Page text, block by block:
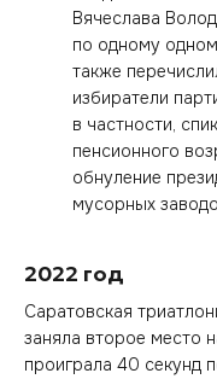
Вячеслава
по одному
также
избиратели
в частности,
пенсионного
обнуление
мусорных
2022 год
Саратовская
заняла второе место
проиграла 40 секунд